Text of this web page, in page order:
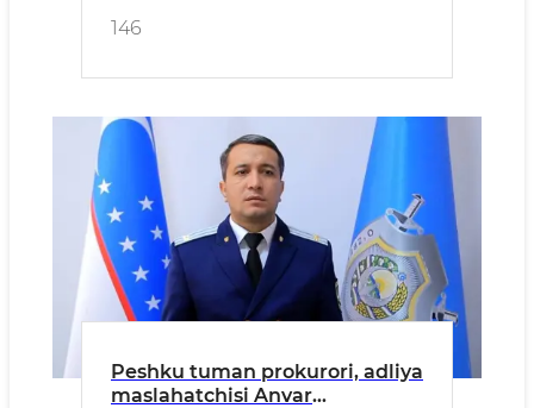
146
Peshku tuman prokurori, adliya
maslahatchisi Anvar